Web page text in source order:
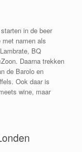
in de beer
namen als
BQ
Daarna trekken
de Barolo en
Ook daar is
wine, maar